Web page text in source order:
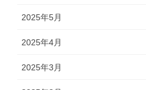
2025年5月
2025年4月
2025年3月